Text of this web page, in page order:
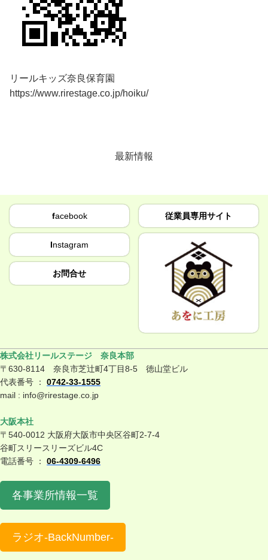
リールキッズ奈良保育園
https://www.rirestage.co.jp/hoiku/
最新情報
facebook
Instagram
お問合せ
従業員専用サイト
株式会社リールステージ 奈良本部
〒630-8114 奈良市芝辻町4丁目8-5 徳山堂ビル
代表番号 ： 0742-33-1555
mail : info@rirestage.co.jp
大阪本社
〒540-0012 大阪府大阪市中央区谷町2-7-4
谷町スリースリーズビル4C
電話番号 ： 06-4309-6496
各事業所情報一覧
ラジオ-BackNumber-